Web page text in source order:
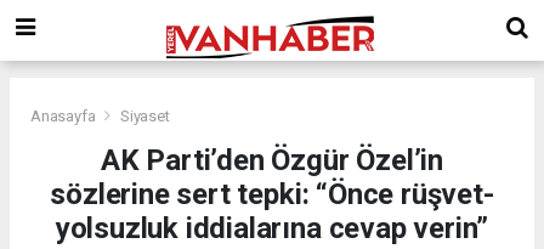
Anasayfa Siyaset
AK Parti’den Özgür Özel’in
sözlerine sert tepki: “Önce rüşvet-
yolsuzluk iddialarına cevap verin”